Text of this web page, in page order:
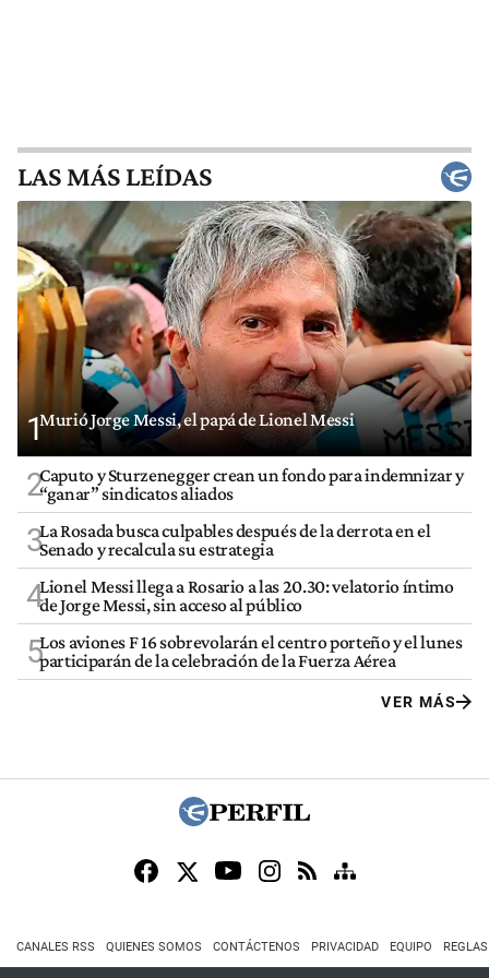
LAS MÁS LEÍDAS
1Murió Jorge Messi, el papá de Lionel Messi
2Caputo y Sturzenegger crean un fondo para indemnizar y
“ganar” sindicatos aliados
3La Rosada busca culpables después de la derrota en el
Senado y recalcula su estrategia
4Lionel Messi llega a Rosario a las 20.30: velatorio íntimo
de Jorge Messi, sin acceso al público
5Los aviones F 16 sobrevolarán el centro porteño y el lunes
participarán de la celebración de la Fuerza Aérea
VER MÁS
CANALES RSS QUIENES SOMOS CONTÁCTENOS PRIVACIDAD EQUIPO